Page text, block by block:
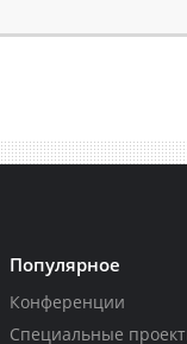
Популярное
Конференции
Специальные